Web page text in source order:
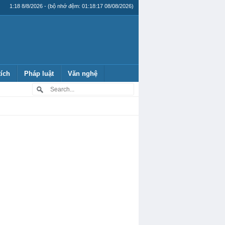
1:18 8/8/2026 - (bộ nhớ đệm: 01:18:17 08/08/2026)
Pháp luật Văn nghệ